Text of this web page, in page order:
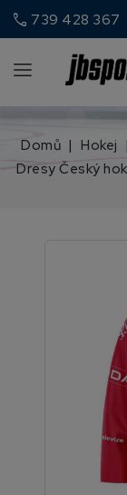
call 739 428 367
Domů Hokej
Dresy Český